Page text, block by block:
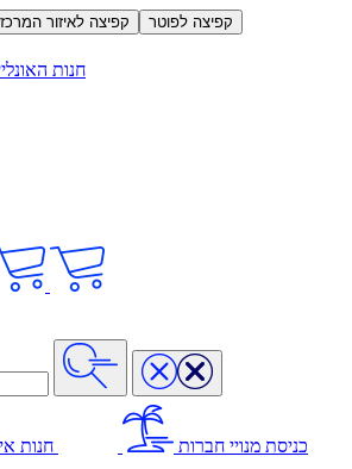
קפיצה לאיזור
קפיצה לפוטר
חנות
כניסת מנויי חברות חנות